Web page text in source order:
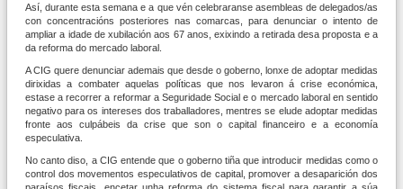
Así, durante esta semana e a que vén celebraranse asembleas de delegados/as
con concentracións posteriores nas comarcas, para denunciar o intento de
ampliar a idade de xubilación aos 67 anos, exixindo a retirada desa proposta e a
da reforma do mercado laboral.
A CIG quere denunciar ademais que desde o goberno, lonxe de adoptar medidas
dirixidas a combater aquelas políticas que nos levaron á crise económica,
estase a recorrer a reformar a Seguridade Social e o mercado laboral en sentido
negativo para os intereses dos traballadores, mentres se elude adoptar medidas
fronte aos culpábeis da crise que son o capital financeiro e a economía
especulativa.
No canto diso, a CIG entende que o goberno tiña que introducir medidas como o
control dos movementos especulativos de capital, promover a desaparición dos